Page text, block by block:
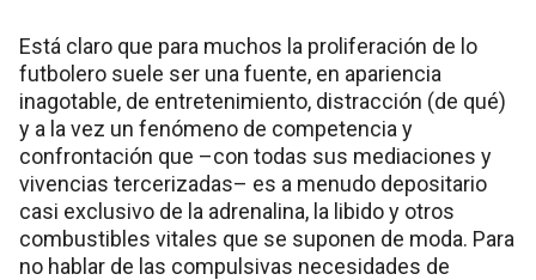
Está claro que para muchos la proliferación de lo
futbolero suele ser una fuente, en apariencia
inagotable, de entretenimiento, distracción (de qué)
y a la vez un fenómeno de competencia y
confrontación que –con todas sus mediaciones y
vivencias tercerizadas– es a menudo depositario
casi exclusivo de la adrenalina, la libido y otros
combustibles vitales que se suponen de moda. Para
no hablar de las compulsivas necesidades de